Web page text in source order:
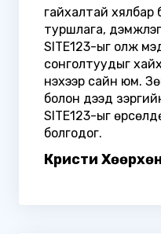
гайхалтай хялбар
туршлага, дэмжлэг
SITE123-ыг олж
сонголтуудыг
үнэхээр сайн юм.
болон дээд
SITE123-ыг
болгодог.
Кристи